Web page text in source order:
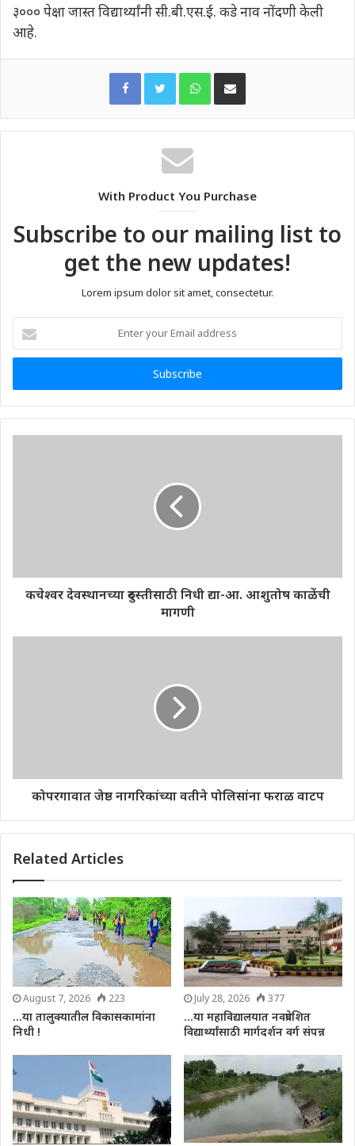
३००० पेक्षा जास्त विद्यार्थ्यांनी सी.बी.एस.ई. कडे नाव नोंदणी केली
आहे.
WhatsAppShare via Email
With Product You Purchase
Subscribe to our mailing list to
get the new updates!
Lorem ipsum dolor sit amet, consectetur.
your
Email
कचेश्वर देवस्थानच्या दुरुस्तीसाठी निधी द्या-आ. आशुतोष काळेंची
मागणी
कोपरगावात जेष्ठ नागरिकांच्या वतीने पोलिसांना फराळ वाटप
Related Articles
August 7, 2026 223
…या तालुक्यातील विकासकामांना
निधी !
July 28, 2026 377
…या महाविद्यालयात नवप्रवेशित
विद्यार्थ्यांसाठी मार्गदर्शन वर्ग संपन्न